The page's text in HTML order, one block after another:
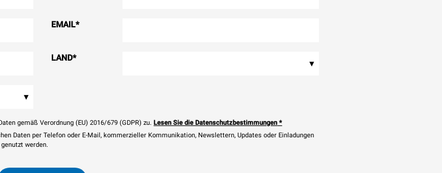
EMAIL*
LAND* ▾
▾
gemäß Verordnung (EU) 2016/679 (GDPR) zu. Lesen Sie die Datenschutzbestimmungen *
Daten per Telefon oder E-Mail, kommerzieller Kommunikation, Newslettern, Updates oder Einladungen
werden.